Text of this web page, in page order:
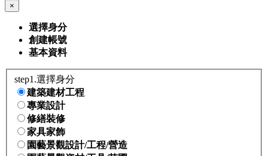
×
選擇身分
創建帳號
基本資料
step1.選擇身分
建築建材工程
專業設計
修繕裝修
家具家飾
園藝景觀設計/工程/營造